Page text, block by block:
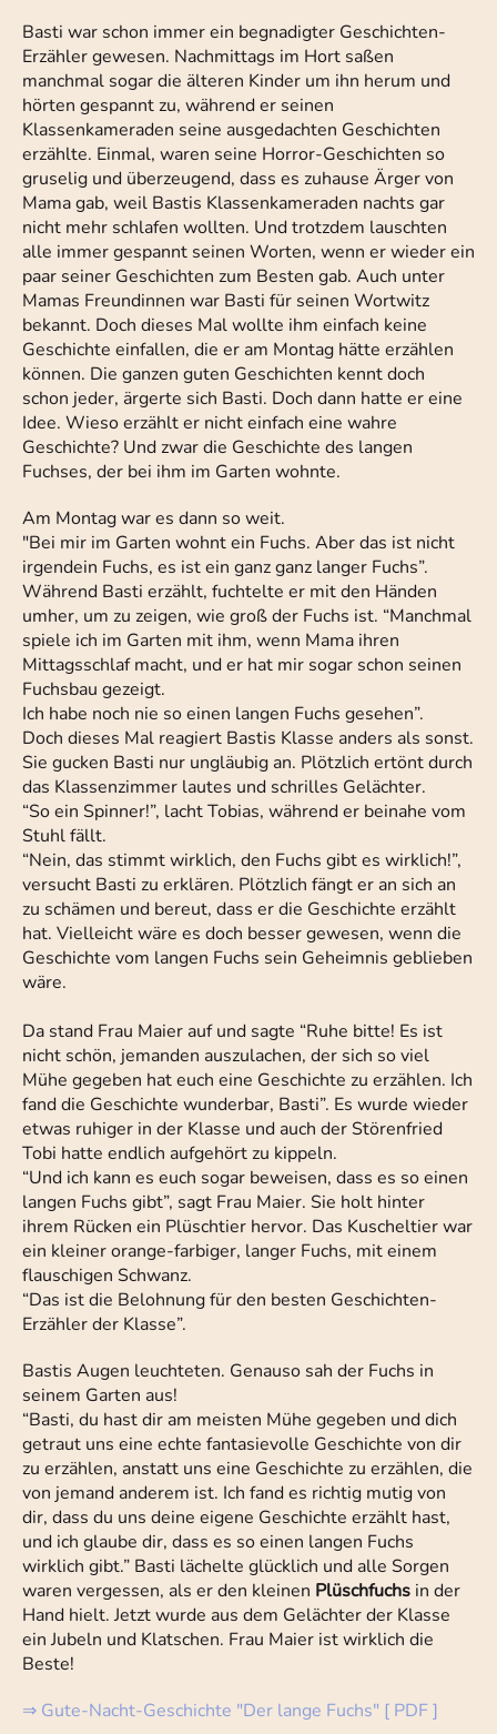
Basti war schon immer ein begnadigter Geschichten-
Erzähler gewesen. Nachmittags im Hort saßen
manchmal sogar die älteren Kinder um ihn herum und
hörten gespannt zu, während er seinen
Klassenkameraden seine ausgedachten Geschichten
erzählte. Einmal, waren seine Horror-Geschichten so
gruselig und überzeugend, dass es zuhause Ärger von
Mama gab, weil Bastis Klassenkameraden nachts gar
nicht mehr schlafen wollten. Und trotzdem lauschten
alle immer gespannt seinen Worten, wenn er wieder ein
paar seiner Geschichten zum Besten gab. Auch unter
Mamas Freundinnen war Basti für seinen Wortwitz
bekannt. Doch dieses Mal wollte ihm einfach keine
Geschichte einfallen, die er am Montag hätte erzählen
können. Die ganzen guten Geschichten kennt doch
schon jeder, ärgerte sich Basti. Doch dann hatte er eine
Idee. Wieso erzählt er nicht einfach eine wahre
Geschichte? Und zwar die Geschichte des langen
Fuchses, der bei ihm im Garten wohnte.
Am Montag war es dann so weit.
"Bei mir im Garten wohnt ein Fuchs. Aber das ist nicht
irgendein Fuchs, es ist ein ganz ganz langer Fuchs”.
Während Basti erzählt, fuchtelte er mit den Händen
umher, um zu zeigen, wie groß der Fuchs ist. “Manchmal
spiele ich im Garten mit ihm, wenn Mama ihren
Mittagsschlaf macht, und er hat mir sogar schon seinen
Fuchsbau gezeigt.
Ich habe noch nie so einen langen Fuchs gesehen”.
Doch dieses Mal reagiert Bastis Klasse anders als sonst.
Sie gucken Basti nur ungläubig an. Plötzlich ertönt durch
das Klassenzimmer lautes und schrilles Gelächter.
“So ein Spinner!”, lacht Tobias, während er beinahe vom
Stuhl fällt.
“Nein, das stimmt wirklich, den Fuchs gibt es wirklich!”,
versucht Basti zu erklären. Plötzlich fängt er an sich an
zu schämen und bereut, dass er die Geschichte erzählt
hat. Vielleicht wäre es doch besser gewesen, wenn die
Geschichte vom langen Fuchs sein Geheimnis geblieben
wäre.
Da stand Frau Maier auf und sagte “Ruhe bitte! Es ist
nicht schön, jemanden auszulachen, der sich so viel
Mühe gegeben hat euch eine Geschichte zu erzählen. Ich
fand die Geschichte wunderbar, Basti”. Es wurde wieder
etwas ruhiger in der Klasse und auch der Störenfried
Tobi hatte endlich aufgehört zu kippeln.
“Und ich kann es euch sogar beweisen, dass es so einen
langen Fuchs gibt”, sagt Frau Maier. Sie holt hinter
ihrem Rücken ein Plüschtier hervor. Das Kuscheltier war
ein kleiner orange-farbiger, langer Fuchs, mit einem
flauschigen Schwanz.
“Das ist die Belohnung für den besten Geschichten-
Erzähler der Klasse”.
Bastis Augen leuchteten. Genauso sah der Fuchs in
seinem Garten aus!
“Basti, du hast dir am meisten Mühe gegeben und dich
getraut uns eine echte fantasievolle Geschichte von dir
zu erzählen, anstatt uns eine Geschichte zu erzählen, die
von jemand anderem ist. Ich fand es richtig mutig von
dir, dass du uns deine eigene Geschichte erzählt hast,
und ich glaube dir, dass es so einen langen Fuchs
wirklich gibt.” Basti lächelte glücklich und alle Sorgen
waren vergessen, als er den kleinen Plüschfuchs in der
Hand hielt. Jetzt wurde aus dem Gelächter der Klasse
ein Jubeln und Klatschen. Frau Maier ist wirklich die
Beste!
⇒ Gute-Nacht-Geschichte "Der lange Fuchs" [ PDF ]